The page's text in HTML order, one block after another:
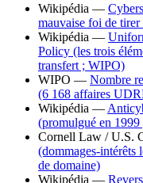
Wikipédia —
mauvaise foi de
Wikipédia —
Policy (les trois
transfert ; WIPO)
WIPO — Nombre
(6 168 affaires
Wikipédia —
(promulgué en
Cornell Law / U.S.
(dommages-intérêts
de domaine)
Wikipédia —